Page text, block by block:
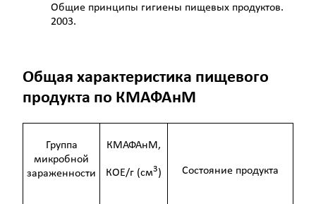
Общие принципы гигиены пищевых продуктов.
2003.
Общая характеристика пищевого
продукта по КМАФАнМ
Группа
микробной
зараженности
КМАФАнМ,
КОЕ/г (см3) Состояние продукта